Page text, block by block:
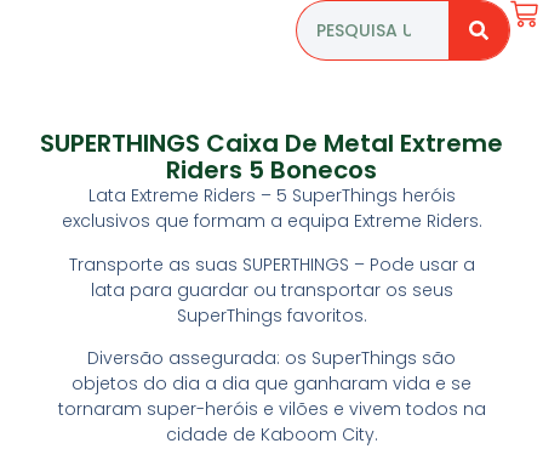
SUPERTHINGS Caixa De Metal Extreme
Riders 5 Bonecos
Lata Extreme Riders – 5 SuperThings heróis
exclusivos que formam a equipa Extreme Riders.
Transporte as suas SUPERTHINGS – Pode usar a
lata para guardar ou transportar os seus
SuperThings favoritos.
Diversão assegurada: os SuperThings são
objetos do dia a dia que ganharam vida e se
tornaram super-heróis e vilões e vivem todos na
cidade de Kaboom City.